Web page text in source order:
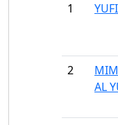
1
2
AL